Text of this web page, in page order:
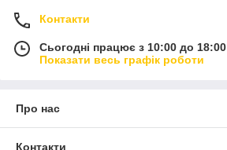
Контакти
Сьогодні працює з 10:00 до 18:00
Показати весь графік роботи
Про нас
Контакти